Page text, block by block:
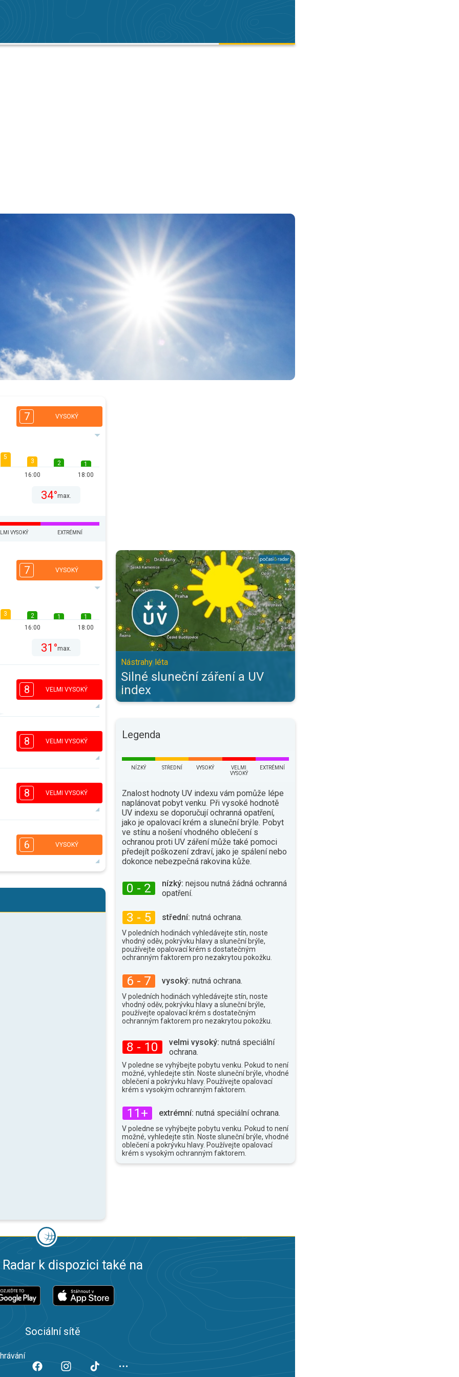
7 VYSOKÝ
5
3
16:00
2
1
18:00
34°max.
VYSOKÝ EXTRÉMNÍ
7 VYSOKÝ
3
2
16:00
1
1
18:00
31°max.
8 VELMI VYSOKÝ
4
16:00
2
1
33°max.
8 VELMI VYSOKÝ
3
16:00
2
1
35°max.
8 VELMI VYSOKÝ
3
16:00
2
36°max.
6 VYSOKÝ
3
2
1
Silné sluneční záření a UV index. Nástrahy léta. . .
Nástrahy léta
Silné sluneční záření a UV
index
Legenda
NÍZKÝ STŘEDNÍ VYSOKÝ
VELMI
VYSOKÝ
EXTRÉMNÍ
Znalost hodnoty UV indexu vám pomůže lépe
naplánovat pobyt venku. Při vysoké hodnotě
UV indexu se doporučují ochranná opatření,
jako je opalovací krém a sluneční brýle. Pobyt
ve stínu a nošení vhodného oblečení s
ochranou proti UV záření může také pomoci
předejít poškození zdraví, jako je spálení nebo
dokonce nebezpečná rakovina kůže.
0 - 2 nízký: nejsou nutná žádná ochranná
opatření.
3 - 5 střední: nutná ochrana.
V poledních hodinách vyhledávejte stín, noste
vhodný oděv, pokrývku hlavy a sluneční brýle,
používejte opalovací krém s dostatečným
ochranným faktorem pro nezakrytou pokožku.
6 - 7 vysoký: nutná ochrana.
V poledních hodinách vyhledávejte stín, noste
vhodný oděv, pokrývku hlavy a sluneční brýle,
používejte opalovací krém s dostatečným
ochranným faktorem pro nezakrytou pokožku.
8 - 10 velmi vysoký: nutná speciální
ochrana.
V poledne se vyhýbejte pobytu venku. Pokud to není
možné, vyhledejte stín. Noste sluneční brýle, vhodné
oblečení a pokrývku hlavy. Používejte opalovací
krém s vysokým ochranným faktorem.
11+ extrémní: nutná speciální ochrana.
V poledne se vyhýbejte pobytu venku. Pokud to není
možné, vyhledejte stín. Noste sluneční brýle, vhodné
oblečení a pokrývku hlavy. Používejte opalovací
krém s vysokým ochranným faktorem.
Radar k dispozici také na
Sociální sítě